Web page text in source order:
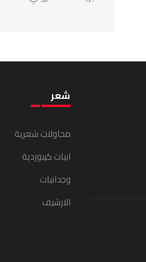
شعر
محاولات شعرية
ابيات كيبوردية
وجدانيات
الارشيف